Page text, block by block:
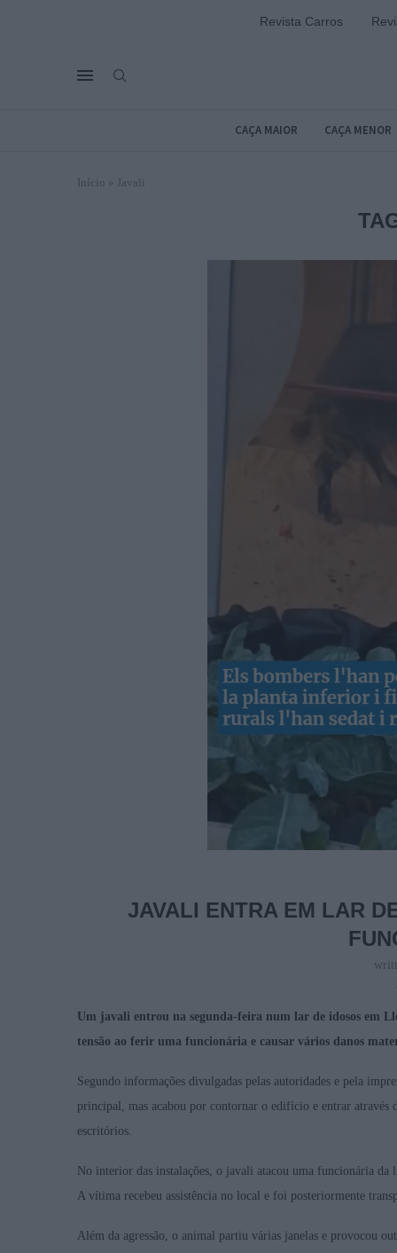
Revista Carros
CAÇA MAIOR CAÇA MENOR
Início » Javali
JAVALI ENTRA EM LAR
Um javali entrou na segunda-feira num lar de idosos em
tensão ao ferir uma funcionária e causar vários danos
Segundo informações divulgadas pelas autoridades e pela
principal, mas acabou por contornar o edifício e entrar através
escritórios.
No interior das instalações, o javali atacou uma funcionária da
A vítima recebeu assistência no local e foi posteriormente
Além da agressão, o animal partiu várias janelas e provocou